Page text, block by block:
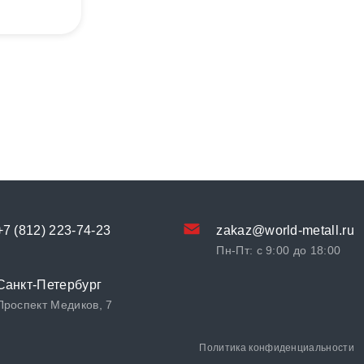
(812) 223-74-23 zakaz@world-metall.ru
Пн-Пт: с 9:00 до 18:00
Петербург
Медиков, 7
Политика конфиденциальности